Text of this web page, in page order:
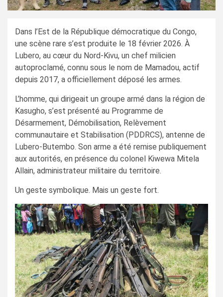
Dans l’Est de la République démocratique du Congo,
une scène rare s’est produite le 18 février 2026. À
Lubero, au cœur du Nord-Kivu, un chef milicien
autoproclamé, connu sous le nom de Mamadou, actif
depuis 2017, a officiellement déposé les armes.
L’homme, qui dirigeait un groupe armé dans la région de
Kasugho, s’est présenté au Programme de
Désarmement, Démobilisation, Relèvement
communautaire et Stabilisation (PDDRCS), antenne de
Lubero-Butembo. Son arme a été remise publiquement
aux autorités, en présence du colonel Kiwewa Mitela
Allain, administrateur militaire du territoire.
Un geste symbolique. Mais un geste fort.